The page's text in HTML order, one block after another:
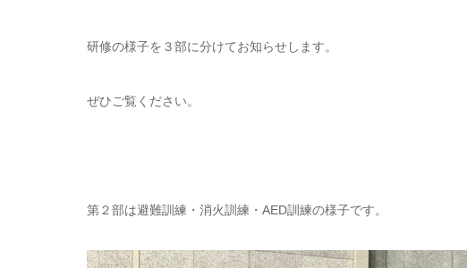
研修の様子を３部に分けてお知らせします。
ぜひご覧ください。
第２部は避難訓練・消火訓練・AED訓練の様子です。